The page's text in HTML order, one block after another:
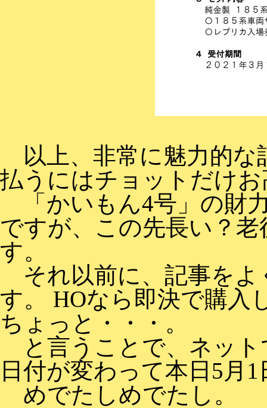
以上、非常に魅力的な
払うにはチョットだけ
「かいもん4号」の財
ですが、この先長い？
す。
それ以前に、記事をよ
す。 HOなら即決で購入
ちょっと・・・。
と言うことで、ネット
日付が変わって本日5月
めでたしめでたし。